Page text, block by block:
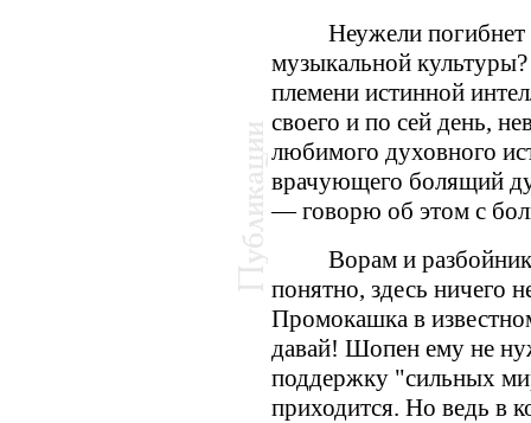
Неужели
музыкальной
племени истинной
своего и по сей день,
любимого духовного
врачующего болящий
— говорю об этом с
Ворам и
понятно, здесь ничего
Промокашка в
давай! Шопен ему не
поддержку "сильных
приходится. Но ведь в